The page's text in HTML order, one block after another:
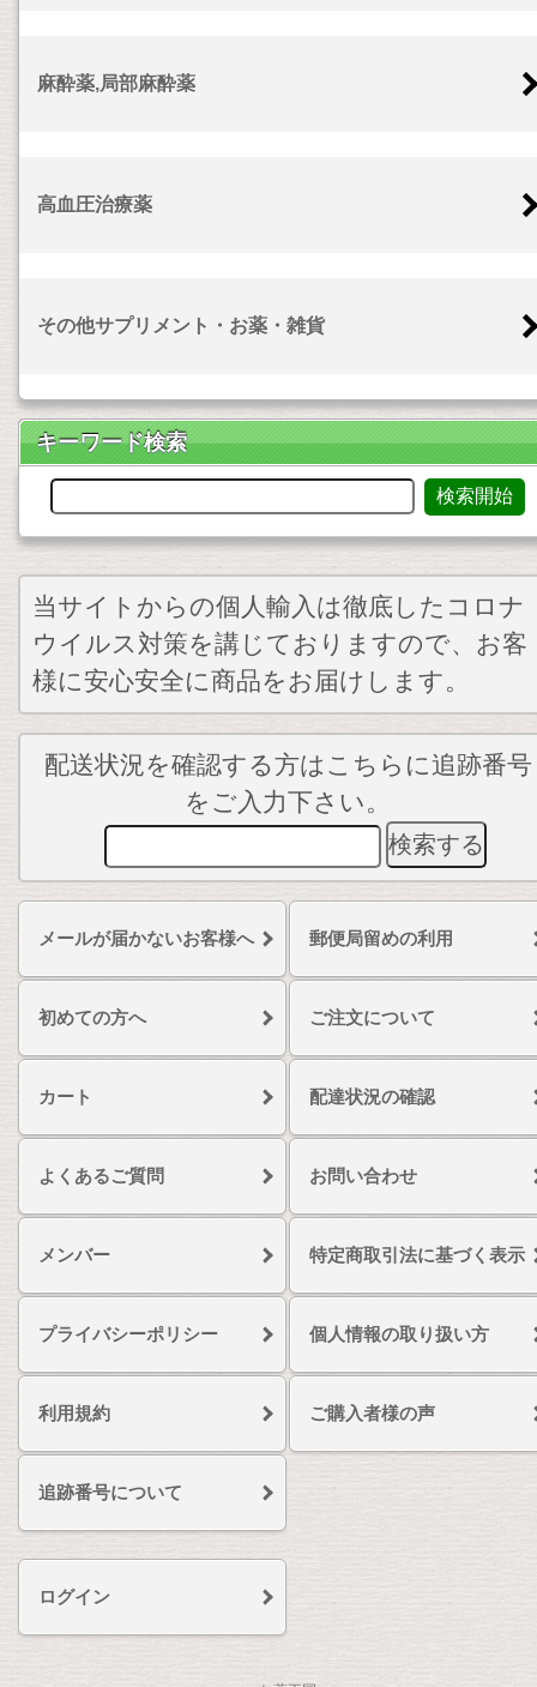
麻酔薬,局部麻酔薬
高血圧治療薬
その他サプリメント・お薬・雑貨
キーワード検索
当サイトからの個人輸入は徹底したコロナ
ウイルス対策を講じておりますので、お客
様に安心安全に商品をお届けします。
配送状況を確認する方はこちらに追跡番号
をご入力下さい。
メールが届かないお客様へ 郵便局留めの利用
初めての方へ ご注文について
カート 配達状況の確認
よくあるご質問 お問い合わせ
メンバー 特定商取引法に基づく表示
プライバシーポリシー 個人情報の取り扱い方
利用規約 ご購入者様の声
追跡番号について
ログイン